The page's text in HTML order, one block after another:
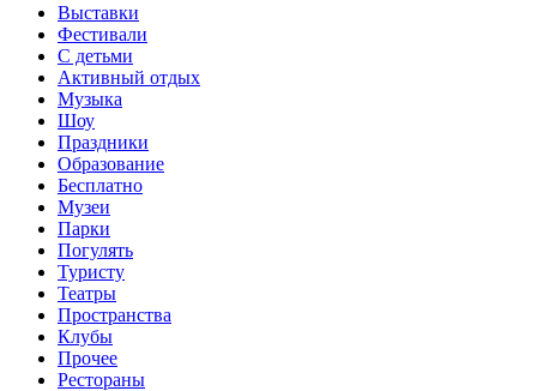
Выставки
Фестивали
С детьми
Активный отдых
Музыка
Шоу
Праздники
Образование
Бесплатно
Музеи
Парки
Погулять
Туристу
Театры
Пространства
Клубы
Прочее
Рестораны